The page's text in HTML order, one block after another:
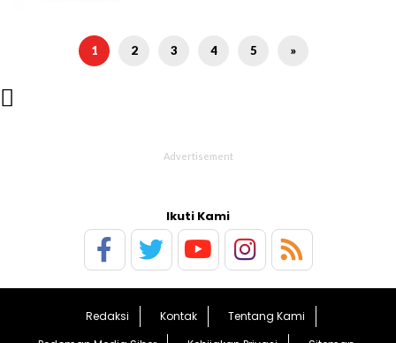
1 2 3 4 5 »

Ikuti Kami
Redaksi Kontak
Tentang Kami